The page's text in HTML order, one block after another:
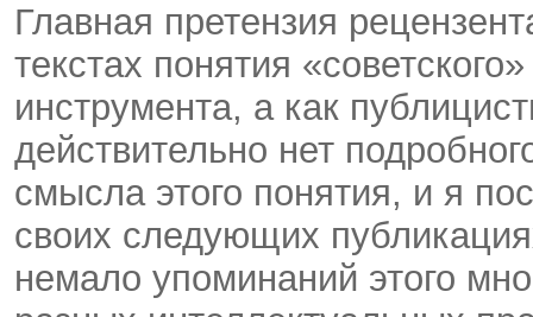
Главная претензия
текстах понятия
инструмента, а как
действительно нет
смысла этого понятия, и я
своих следующих
немало упоминаний этого